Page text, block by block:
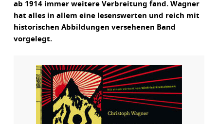
ab 1914 immer weitere Verbreitung fand. Wagner
hat alles in allem eine lesenswerten und reich mit
historischen Abbildungen versehenen Band
vorgelegt.